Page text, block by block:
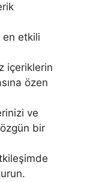
en etkili
içeriklerin
özen
ve
bir